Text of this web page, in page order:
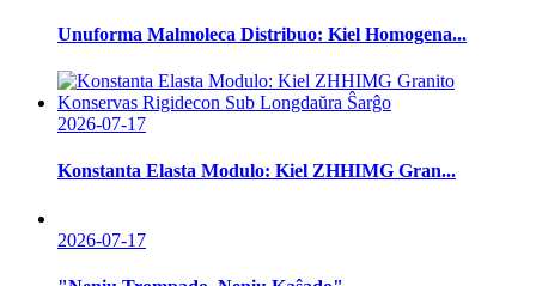
Unuforma Malmoleca Distribuo: Kiel Homogena...
2026-07-17
Konstanta Elasta Modulo: Kiel ZHHIMG Gran...
2026-07-17